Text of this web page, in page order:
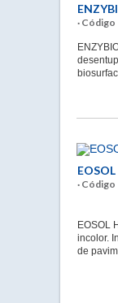
·
EOSOL
·
EOSOL
incolor.
de